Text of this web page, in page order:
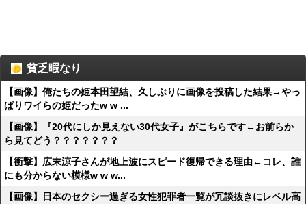
貧乏暇なり
【画像】俺たちの姫本田望結、久しぶりに画像を投稿した結果→やっ
ぱりワイらの姫だったw w ...
【画像】『20代にしか見えない30代女子』がこちらです←お前らか
ら見てどう？？？？？？？
【衝撃】広末涼子さんが地上波にスピード復帰できる理由←コレ、誰
にも分からない模様w w w...
【画像】日本のセクシー過ぎる女性犯罪者一覧が冗談抜きにレベル高